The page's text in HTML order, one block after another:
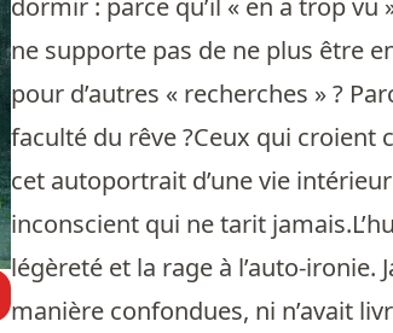
dormir : parce qu’il « en a trop vu
ne supporte pas de ne plus être
pour d’autres « recherches » ?
faculté du rêve ?Ceux qui croient
cet autoportrait d’une vie
inconscient qui ne tarit
légèreté et la rage à l’auto-ironie.
manière confondues, ni n’avait